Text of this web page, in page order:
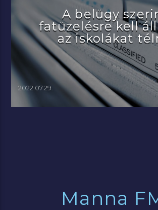
A belügy
fatüzelésre kell
az iskolákat
2022.07.29.
Manna